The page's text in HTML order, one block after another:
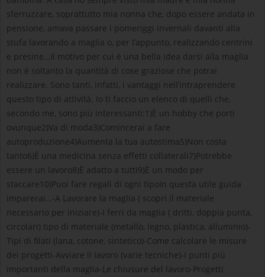
sferruzzare, soprattutto mia nonna che, dopo essere andata in
pensione, amava passare i pomeriggi invernali davanti alla
stufa lavorando a maglia o, per l’appunto, realizzando centrini
e presine…Il motivo per cui è una bella idea darsi alla maglia
non è soltanto la quantità di cose graziose che potrai
realizzare. Sono tanti, infatti, i vantaggi nell’intraprendere
questo tipo di attività. Io ti faccio un elenco di quelli che,
secondo me, sono più interessanti:1)È un hobby che porti
ovunque2)Va di moda3)Comincerai a fare
autoproduzione4)Aumenta la tua autostima5)Non costa
tanto6)È una medicina senza effetti collaterali7)Potrebbe
essere un lavoro8)È adatto a tutti9)È un modo per
staccare10)Puoi fare regali di ogni tipoIn questa utile guida
imparerai…-A Lavorare la maglia ( scopri il materiale
necessario per iniziare)-I ferri da maglia ( dritti, doppia punta,
circolari) tipo di materiale (metallo, legno, plastica, alluminio)-
Tipi di filati (lana, cotone, sintetico)-Come calcolare le misure
dei progetti-Avviare il lavoro (varie tecniche)-I punti più
importanti della maglia-Le chiusure del lavoro-Progetti